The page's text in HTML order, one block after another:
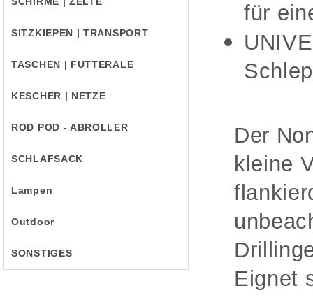
SITZKIEPEN | TRANSPORT
TASCHEN | FUTTERALE
KESCHER | NETZE
ROD POD - ABROLLER
SCHLAFSACK
Lampen
Outdoor
SONSTIGES
für
Der
kleine
Eignet